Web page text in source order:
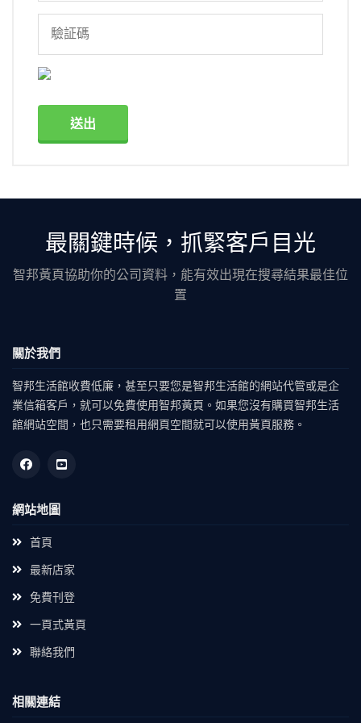
送出
最關鍵時候，抓緊客戶目光
智邦黃頁協助你的公司資料，能有效出現在搜尋結果最佳位
置
關於我們
智邦生活館收費低廉，甚至只要您是智邦生活館的網站代管或是企
業信箱客戶，就可以免費使用智邦黃頁。如果您沒有購買智邦生活
館網站空間，也只需要租用網頁空間就可以使用黃頁服務。
網站地圖
首頁
最新店家
免費刊登
一頁式黃頁
聯絡我們
相關連結